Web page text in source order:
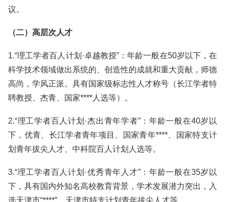
议。
（二）高层次人才
1.“理工学者百人计划·卓越教授”：年龄一般在50岁以下，在
科学技术领域做出系统的、创造性的成就和重大贡献，师德
高尚，学风正派。具有国家级标志性人才称号（长江学者特
聘教授、杰青、国家****人选等）。
2.“理工学者百人计划·杰出青年学者”：年龄一般在40岁以
下，优青、长江学者青年项目、国家青年****、国家特支计
划青年拔尖人才、中科院百人计划人选等。
3.“理工学者百人计划·优秀青年人才”：年龄一般在35岁以
下，具有国内外知名高校教育背景，学术发展潜力突出，入
选天津市“****”、天津市特支计划青年拔尖人才等。